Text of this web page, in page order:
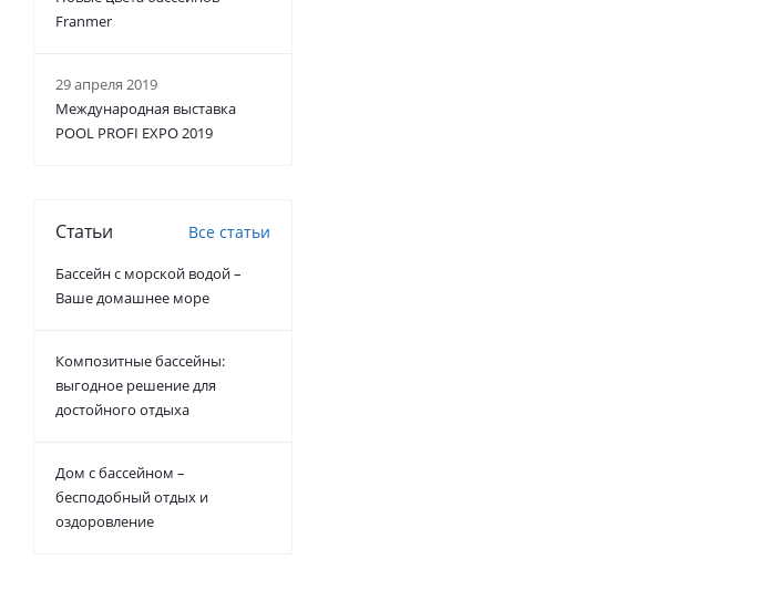
Franmer
29 апреля 2019
Международная выставка
POOL PROFI EXPO 2019
Статьи Все статьи
Бассейн с морской водой –
Ваше домашнее море
Композитные бассейны:
выгодное решение для
достойного отдыха
Дом с бассейном –
бесподобный отдых и
оздоровление